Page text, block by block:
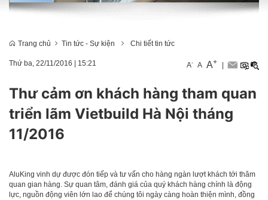
Trang chủ Tin tức - Sự kiện Chi tiết tin tức
Thứ ba, 22/11/2016 15:21 A- A A+ |
Thư cảm ơn khách hàng tham quan
triển lãm Vietbuild Hà Nội tháng
11/2016
AluKing vinh dự được đón tiếp và tư vấn cho hàng ngàn lượt khách tới thăm
quan gian hàng. Sự quan tâm, đánh giá của quý khách hàng chính là động
lực, nguồn động viên lớn lao để chúng tôi ngày càng hoàn thiện mình, đồng